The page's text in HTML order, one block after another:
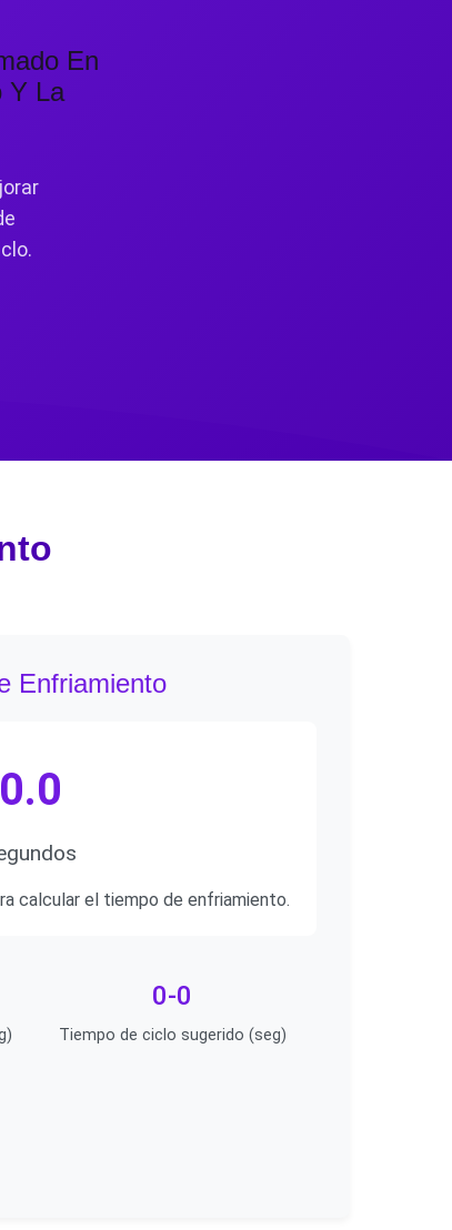
En
Y La
Enfriamiento
0.0
calcular el tiempo de enfriamiento.
0-0
Tiempo de ciclo sugerido (seg)